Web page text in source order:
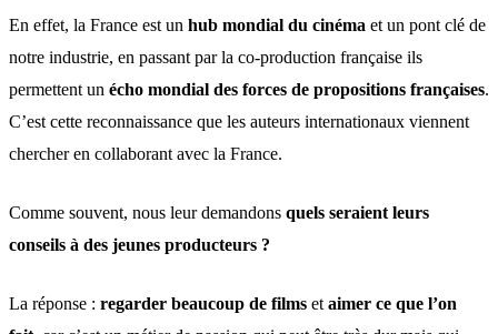
En effet, la France est un hub mondial du cinéma et un pont clé de
notre industrie, en passant par la co-production française ils
permettent un écho mondial des forces de propositions françaises.
C’est cette reconnaissance que les auteurs internationaux viennent
chercher en collaborant avec la France.
Comme souvent, nous leur demandons quels seraient leurs
conseils à des jeunes producteurs ?
La réponse : regarder beaucoup de films et aimer ce que l’on